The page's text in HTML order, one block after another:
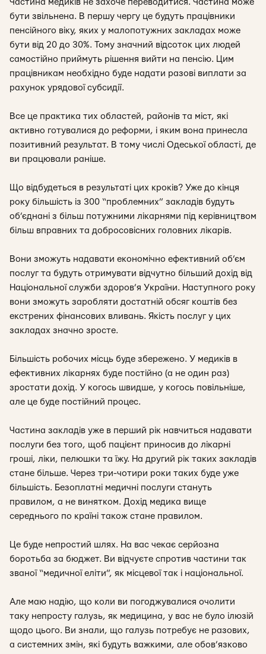
Частина медиків не захоче переводитися. Частина може
бути звільнена. В першу чергу це будуть працівники
пенсійного віку, яких у малопотужних закладах може
бути від 20 до 30%. Тому значний відсоток цих людей
самостійно приймуть рішення вийти на пенсію. Цим
працівникам необхідно буде надати разові виплати за
рахунок урядової субсидії.
Все це практика тих областей, районів та міст, які
активно готувалися до реформи, і яким вона принесла
позитивний результат. В тому числі Одеської області, де
ви працювали раніше.
Що відбудеться в результаті цих кроків? Уже до кінця
року більшість із 300 “проблемних” закладів будуть
об’єднані з більш потужними лікарнями під керівництвом
більш вправних та добросовісних головних лікарів.
Вони зможуть надавати економічно ефективний об’єм
послуг та будуть отримувати відчутно більший дохід від
Національної служби здоров’я України. Наступного року
вони зможуть заробляти достатній обсяг коштів без
екстрених фінансових вливань. Якість послуг у цих
закладах значно зросте.
Більшість робочих місць буде збережено. У медиків в
ефективних лікарнях буде постійно (а не один раз)
зростати дохід. У когось швидше, у когось повільніше,
але це буде постійний процес.
Частина закладів уже в перший рік навчиться надавати
послуги без того, щоб пацієнт приносив до лікарні
гроші, ліки, пелюшки та їжу. На другий рік таких закладів
стане більше. Через три-чотири роки таких буде уже
більшість. Безоплатні медичні послуги стануть
правилом, а не винятком. Дохід медика вище
середнього по країні також стане правилом.
Це буде непростий шлях. На вас чекає серйозна
боротьба за бюджет. Ви відчуєте спротив частини так
званої “медичної еліти”, як місцевої так і національної.
Але маю надію, що коли ви погоджувалися очолити
таку непросту галузь, як медицина, у вас не було ілюзій
щодо цього. Ви знали, що галузь потребує не разових,
а системних змін, які будуть важкими, але обов’язково